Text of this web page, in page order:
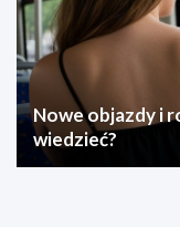
Nowe objazdy i
wiedzieć?